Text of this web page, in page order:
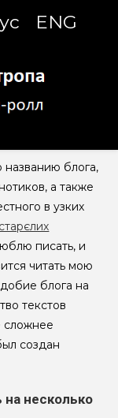
ENG
блога,
а также
в узких
писать, и
читать мою
блога на
текстов
сложнее
создан
несколько